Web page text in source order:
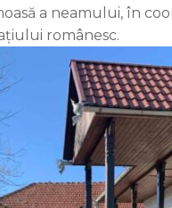
a neamului, în
românesc.